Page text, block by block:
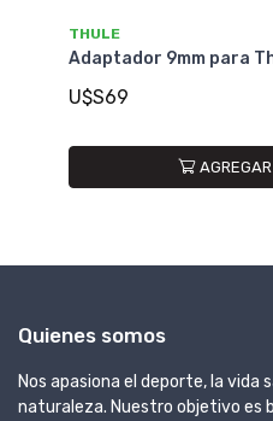
5651
Adaptador
Quienes somos
Nos apasiona el deporte, la vida
naturaleza. Nuestro objetivo es